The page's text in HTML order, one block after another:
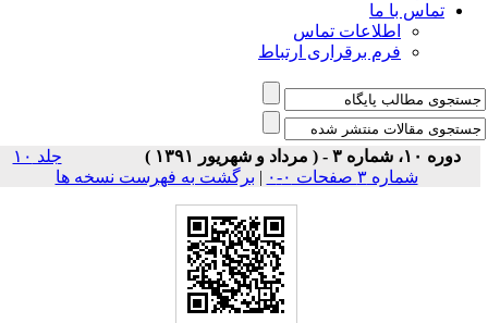
تماس با ما
اطلاعات تماس
فرم برقراری ارتباط
دوره ۱۰، شماره ۳ - ( مرداد و شهریور ۱۳۹۱ )
جلد ۱۰
شماره ۳ صفحات ۰-۰
| برگشت به فهرست نسخه ها